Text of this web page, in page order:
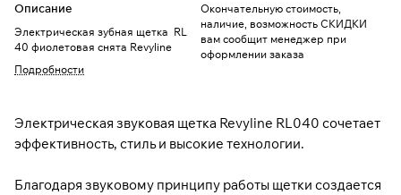
Описание
Электрическая зубная щетка RL
40 фиолетовая снята Revyline
Подробности
Окончательную стоимость,
наличие, возможность СКИДКИ
вам сообщит менеджер при
оформлении заказа
Электрическая звуковая щетка Revyline RL040 сочетает
эффективность, стиль и высокие технологии.
Благодаря звуковому принципу работы щетки создается